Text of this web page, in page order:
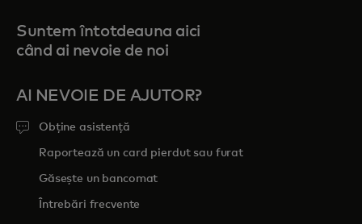
Suntem întotdeauna aici
când ai nevoie de noi
AI NEVOIE DE AJUTOR?
Obține asistență
Raportează un card pierdut sau furat
Găsește un bancomat
Întrebări frecvente